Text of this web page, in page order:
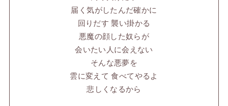
届く気がしたんだ確かに
回りだす 襲い掛かる
悪魔の顔した奴らが
会いたい人に会えない
そんな悪夢を
雲に変えて 食べてやるよ
悲しくなるから